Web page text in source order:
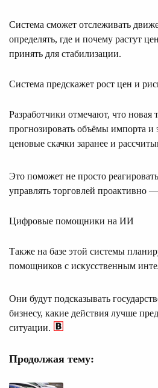
Система сможет отслеживать
определять, где и почему растут
принять для стабилизации.
Система предскажет рост цен и
Разработчики отмечают, что новая
прогнозировать объёмы импорта и
ценовые скачки заранее и
Это поможет не просто
управлять торговлей проактивно
Цифровые помощники на ИИ
Также на базе этой системы
помощников с искусственным
Они будут подсказывать
бизнесу, какие действия лучше
ситуации.
Продолжая тему: